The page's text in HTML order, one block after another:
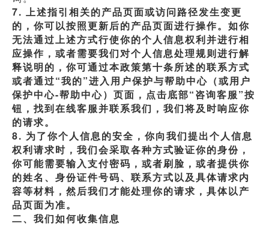
7. 上述指引相关的产品页面或访问路径发生变更
的，你可以按照更新后的产品页面进行操作。如你
无法通过上述方式行使你的个人信息权利并进行相
应操作，或者需要我们对个人信息处理规则进行解
释说明的，你可通过本政策第十条所述的联系方式
或者通过“我的”进入用户保护与帮助中心（或用户
保护中心-帮助中心）页面，点击底部“咨询客服”按
钮，找到在线客服并联系我们，我们将及时响应你
的请求。
8. 为了你个人信息的安全，你向我们提出个人信息
权利请求时，我们会采取各种方式验证你的身份，
你可能需要输入支付密码，或者刷脸，或者提供你
的姓名、身份证件号码、联系方式以及具体请求内
容等材料，然后我们才能处理你的请求，具体以产
品页面为准。
二、我们如何收集信息